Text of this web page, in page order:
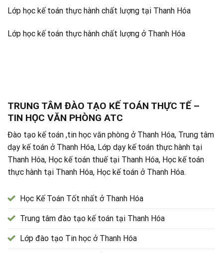
Lớp học kế toán thực hành chất lượng tại Thanh Hóa
Lớp học kế toán thực hành chất lượng ở Thanh Hóa
TRUNG TÂM ĐÀO TẠO KẾ TOÁN THỰC TẾ –
TIN HỌC VĂN PHÒNG ATC
Đào tạo kế toán ,tin học văn phòng ở Thanh Hóa, Trung tâm
dạy kế toán ở Thanh Hóa, Lớp dạy kế toán thực hành tại
Thanh Hóa, Học kế toán thuế tại Thanh Hóa, Học kế toán
thực hành tại Thanh Hóa, Học kế toán ở Thanh Hóa.
Học Kế Toán Tốt nhất ở Thanh Hóa
Trung tâm đào tạo kế toán tại Thanh Hóa
Lớp đào tạo Tin học ở Thanh Hóa